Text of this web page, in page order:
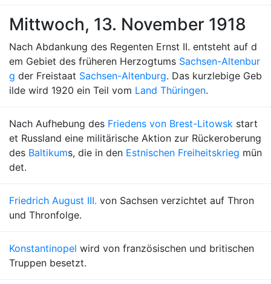
Mittwoch, 13. November 1918
Nach Abdankung des Regenten Ernst II. entsteht auf d
em Gebiet des früheren Herzogtums Sachsen-Altenbur
g der Freistaat Sachsen-Altenburg. Das kurzlebige Geb
ilde wird 1920 ein Teil vom Land Thüringen.
Nach Aufhebung des Friedens von Brest-Litowsk start
et Russland eine militärische Aktion zur Rückeroberung
des Baltikums, die in den Estnischen Freiheitskrieg mün
det.
Friedrich August III. von Sachsen verzichtet auf Thron
und Thronfolge.
Konstantinopel wird von französischen und britischen
Truppen besetzt.